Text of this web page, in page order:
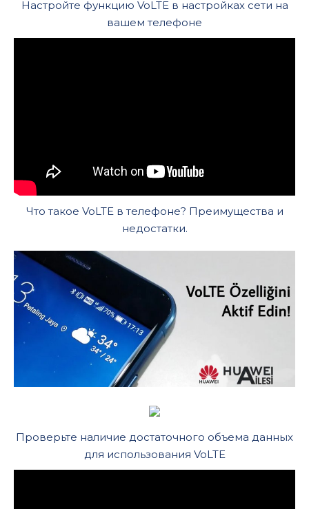
Настройте функцию VoLTE в настройках сети на
вашем телефоне
Что такое VoLTE в телефоне? Преимущества и
недостатки.
Проверьте наличие достаточного объема данных
для использования VoLTE